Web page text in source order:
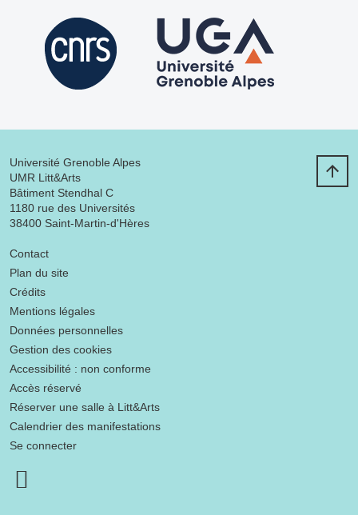
Université Grenoble Alpes
UMR Litt&Arts
Bâtiment Stendhal C
1180 rue des Universités
38400 Saint-Martin-d'Hères
Menu footer
Contact
Plan du site
Crédits
Mentions légales
Données personnelles
Gestion des cookies
Accessibilité : non conforme
Accès réservé
Réserver une salle à Litt&Arts
Calendrier des manifestations
Se connecter